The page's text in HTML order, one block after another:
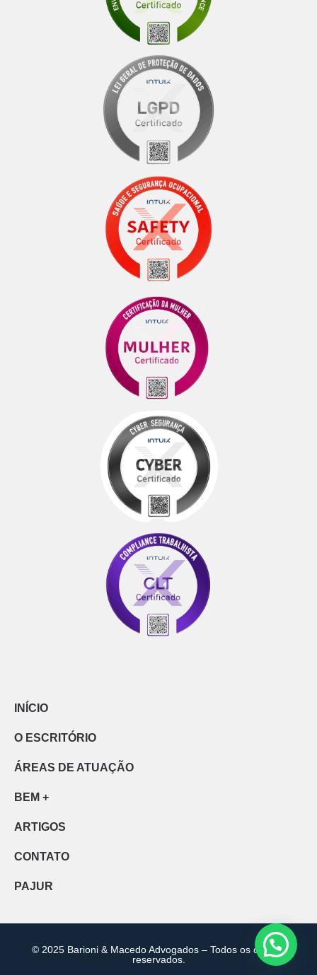
INÍCIO
O ESCRITÓRIO
ÁREAS DE ATUAÇÃO
BEM +
ARTIGOS
CONTATO
PAJUR
© 2025 Barioni & Macedo Advogados – Todos os direitos
reservados.